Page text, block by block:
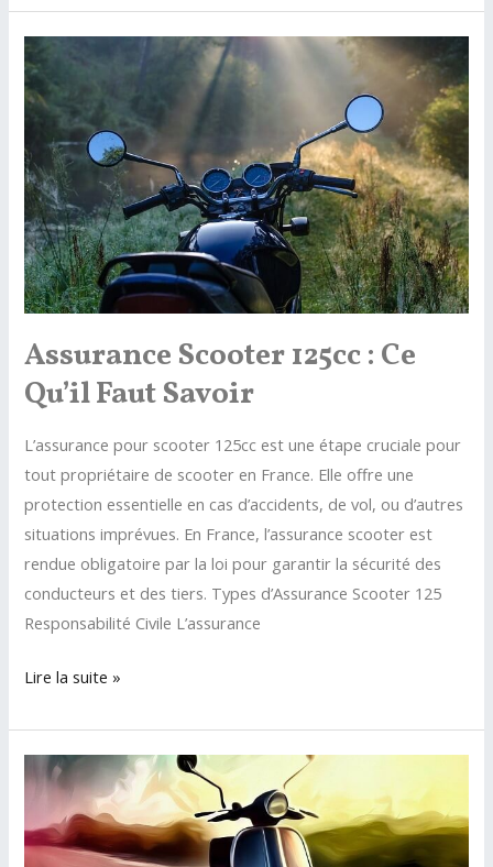
paie
l’assurance
habitation
en
de
location
?
Assurance Scooter 125cc : Ce
Qu’il Faut Savoir
L’assurance pour scooter 125cc est une étape cruciale pour
tout propriétaire de scooter en France. Elle offre une
protection essentielle en cas d’accidents, de vol, ou d’autres
situations imprévues. En France, l’assurance scooter est
rendue obligatoire par la loi pour garantir la sécurité des
conducteurs et des tiers. Types d’Assurance Scooter 125
Responsabilité Civile L’assurance
Assurance
125cc
ce
qu’il
faut
Lire la suite »